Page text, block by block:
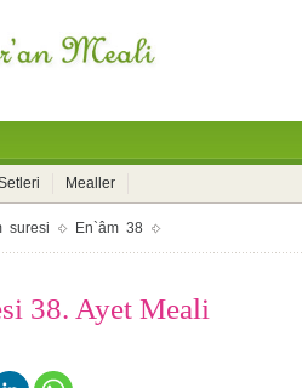
Mealler
suresi En`âm 38
38. Ayet Meali